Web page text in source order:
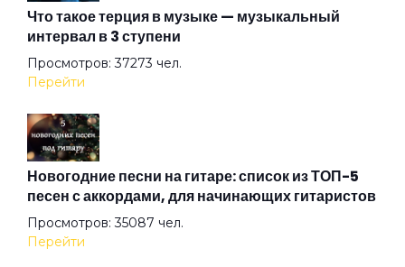
Спокойной ночи
Я живу так...
Я знаю
Что такое терция в музыке — музыкальный
интервал в 3 ступени
Просмотров: 37273 чел.
Перейти
Новогодние песни на гитаре: список из ТОП-5
песен с аккордами, для начинающих гитаристов
Просмотров: 35087 чел.
Перейти